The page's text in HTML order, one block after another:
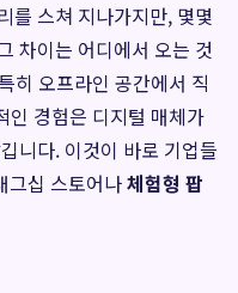
를 스쳐 지나가지만, 몇몇
차이는 어디에서 오는 것
히 오프라인 공간에서 직
인 경험은 디지털 매체가
니다. 이것이 바로 기업들
그십 스토어나체험형 팝